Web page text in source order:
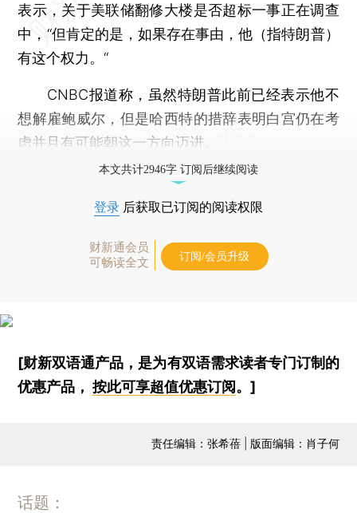
表示，关于美联储翻修大楼是否超标一事正在调查
中，“但肯定的是，如果存在事由，他（指特朗普）
有这个权力。“
CNBC报道称，虽然特朗普此前已经表示他不
想解雇鲍威尔，但是哈西特的措辞表明白宫仍在考
虑并且有可能朝这一方向迈进。
本文共计2946字 订阅后继续阅读
登录 后获取已订阅的阅读权限
财新通会员
可畅读全文
订阅/会员升级
[财新双语通产品，是为有双语需求读者专门订制的
优惠产品，按此可享超值优惠订阅 。]
责任编辑：张希蓓 | 版面编辑：肖子何
话题：